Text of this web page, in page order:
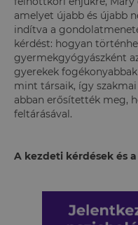
amelyet újabb és újabb
indítva a
kérdést: hogyan
gyermekgyógyászként
gyerekek
mint társaik, így
abban erősítették meg,
feltárásával.
A kezdeti kérdések és